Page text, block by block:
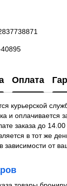
Оплата
курьерской
и оплачивается
заказа до 14.00
в тот же
зависимости от